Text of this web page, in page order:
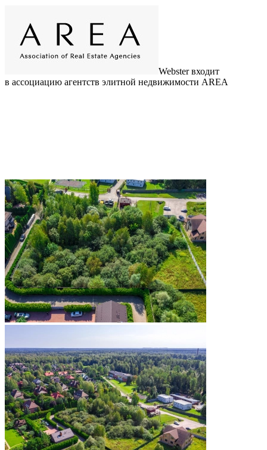
Webster входит
в ассоциацию агентств элитной недвижимости AREA